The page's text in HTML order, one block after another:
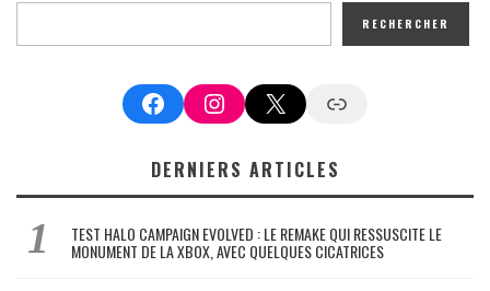
RECHERCHER
FacebookInstagram
X Google News
DERNIERS ARTICLES
TEST HALO CAMPAIGN EVOLVED : LE REMAKE QUI RESSUSCITE LE
MONUMENT DE LA XBOX, AVEC QUELQUES CICATRICES